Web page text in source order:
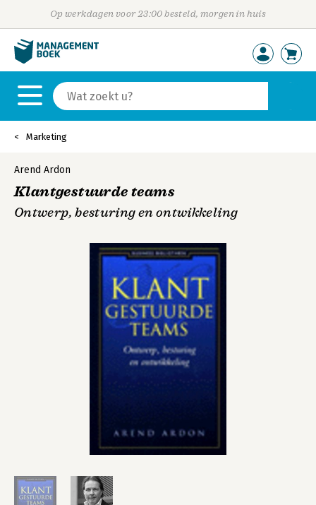
Op werkdagen voor 23:00 besteld, morgen in huis
Marketing
Arend Ardon
Klantgestuurde teams
Ontwerp, besturing en ontwikkeling